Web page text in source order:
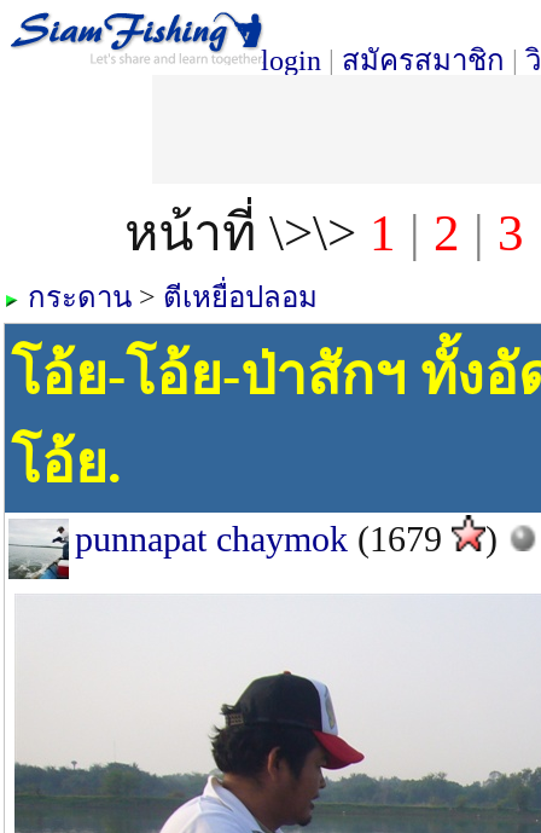
login | สมัครสมาชิก |
หน้าที่ \>\> 1 | 2 | 3
กระดาน > ตีเหยื่อปลอม
โอ้ย-โอ้ย-ป่าสักฯ ทั้ง
โอ้ย.
punnapat chaymok (1679 )